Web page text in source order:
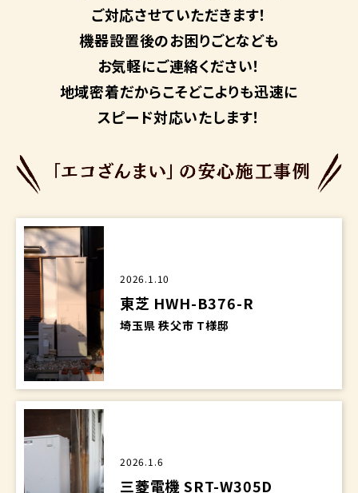
ご対応させていただきます！
機器設置後のお困りごとなども
お気軽にご連絡ください！
地域密着だからこそどこよりも迅速に
スピード対応いたします！
2026.1.10
東芝 HWH-B376-R
埼玉県 秩父市 T様邸
2026.1.6
三菱電機 SRT-W305D